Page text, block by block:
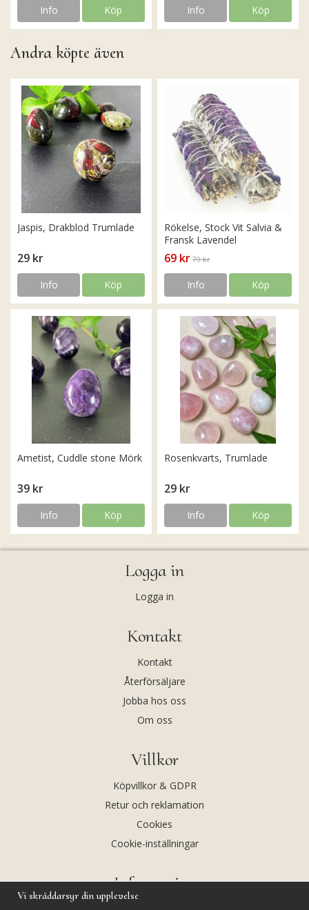
Info Köp Info Köp
Andra köpte även
Jaspis, Drakblod Trumlade
29 kr
Info Köp
Rökelse, Stock Vit Salvia &
Fransk Lavendel
69 kr 79 kr
Info Köp
Ametist, Cuddle stone Mörk
39 kr
Info Köp
Rosenkvarts, Trumlade
29 kr
Info Köp
Logga in
Logga in
Kontakt
Kontakt
Återförsäljare
Jobba hos oss
Om oss
Villkor
Köpvillkor & GDPR
Retur och reklamation
Cookies
Cookie-inställningar
Information
Vi skräddarsyr din upplevelse